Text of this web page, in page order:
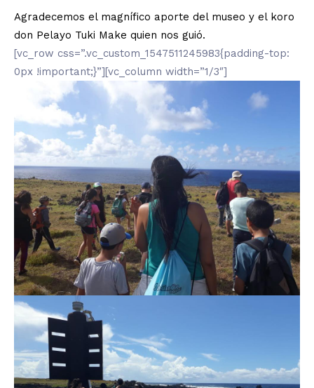
Agradecemos el magnífico aporte del museo y el koro
don Pelayo Tuki Make quien nos guió.
[vc_row css=”.vc_custom_1547511245983{padding-top:
0px !important;}”][vc_column width=”1/3″]